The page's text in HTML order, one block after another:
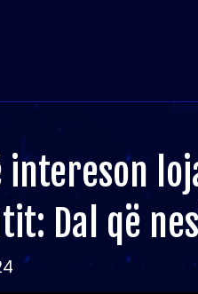
intereson
Dal që